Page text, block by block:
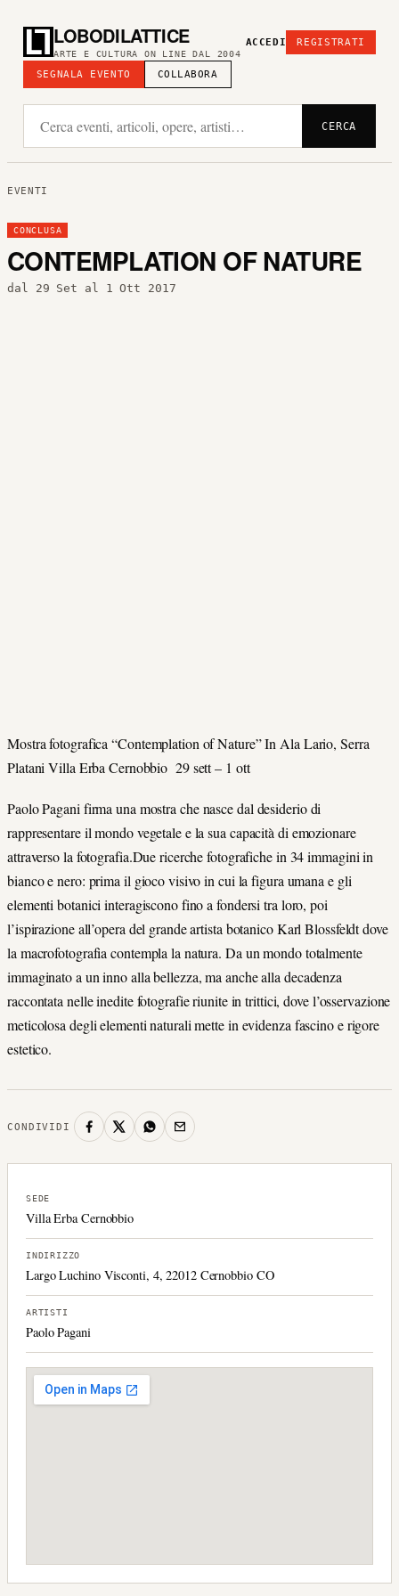
LOBODILATTICE
ARTE E CULTURA ON LINE DAL 2004
SEGNALA EVENTO COLLABORA
ACCEDI REGISTRATI
CERCA
EVENTI
CONCLUSA
CONTEMPLATION OF NATURE
dal 29 Set al 1 Ott 2017
Mostra fotografica “Contemplation of Nature” In Ala Lario, Serra
Platani Villa Erba Cernobbio 29 sett – 1 ott
Paolo Pagani firma una mostra che nasce dal desiderio di
rappresentare il mondo vegetale e la sua capacità di emozionare
attraverso la fotografia.Due ricerche fotografiche in 34 immagini in
bianco e nero: prima il gioco visivo in cui la figura umana e gli
elementi botanici interagiscono fino a fondersi tra loro, poi
l’ispirazione all’opera del grande artista botanico Karl Blossfeldt dove
la macrofotografia contempla la natura. Da un mondo totalmente
immaginato a un inno alla bellezza, ma anche alla decadenza
raccontata nelle inedite fotografie riunite in trittici, dove l’osservazione
meticolosa degli elementi naturali mette in evidenza fascino e rigore
estetico.
CONDIVIDI
SEDE
Villa Erba Cernobbio
INDIRIZZO
Largo Luchino Visconti, 4, 22012 Cernobbio CO
ARTISTI
Paolo Pagani